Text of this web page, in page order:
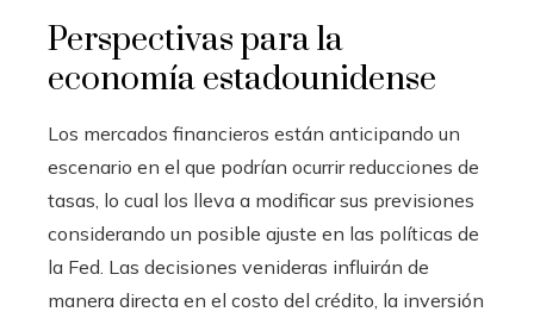
Perspectivas para la
economía estadounidense
Los mercados financieros están anticipando un
escenario en el que podrían ocurrir reducciones de
tasas, lo cual los lleva a modificar sus previsiones
considerando un posible ajuste en las políticas de
la Fed. Las decisiones venideras influirán de
manera directa en el costo del crédito, la inversión